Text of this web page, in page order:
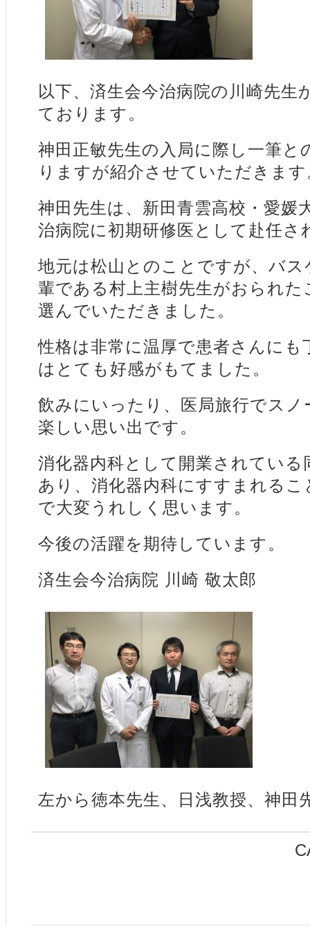
以下、済生会今治病院の川崎先生
ております。
神田正敏先生の入局に際し一筆と
りますが紹介させていただきます
神田先生は、新田青雲高校・愛媛
治病院に初期研修医として赴任さ
地元は松山とのことですが、バ
輩である村上主樹先生がおられ
選んでいただきました。
性格は非常に温厚で患者さんにも
はとても好感がもてました。
飲みにいったり、医局旅行でス
楽しい思い出です。
消化器内科として開業されている
あり、消化器内科にすすまれる
で大変うれしく思います。
今後の活躍を期待しています。
済生会今治病院 川崎 敬太郎
左から徳本先生、日浅教授、神田